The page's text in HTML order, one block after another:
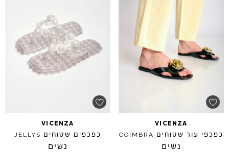
VICENZA
כפכפי עור שטוחים COIMBRA
נשים
VICENZA
כפכפים שטוחים JELLYS
נשים